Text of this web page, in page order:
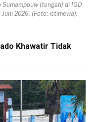
Sumampouw (tengah) di IGD
2026. (Foto: istimewa).
Khawatir Tidak